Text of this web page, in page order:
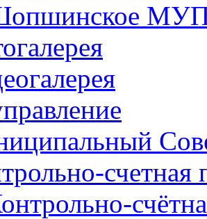
счетная